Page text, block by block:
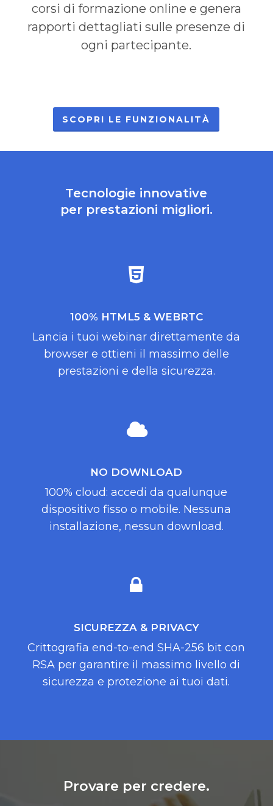
corsi di formazione online e genera
rapporti dettagliati sulle presenze di
ogni partecipante.
SCOPRI LE FUNZIONALITÀ
Tecnologie innovative
per prestazioni migliori.
100% HTML5 & WEBRTC
Lancia i tuoi webinar direttamente da
browser e ottieni il massimo delle
prestazioni e della sicurezza.
NO DOWNLOAD
100% cloud: accedi da qualunque
dispositivo fisso o mobile. Nessuna
installazione, nessun download.
SICUREZZA & PRIVACY
Crittografia end-to-end SHA-256 bit con
RSA per garantire il massimo livello di
sicurezza e protezione ai tuoi dati.
Provare per credere.